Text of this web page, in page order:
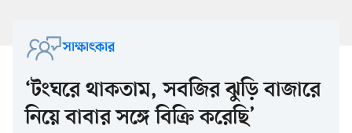
সাক্ষাৎকার
‘টংঘরে থাকতাম, সবজির ঝুড়ি বাজারে
নিয়ে বাবার সঙ্গে বিক্রি করেছি’